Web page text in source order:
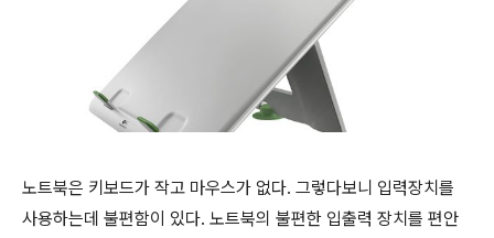
노트북은 키보드가 작고 마우스가 없다. 그렇다보니 입력장치를
사용하는데 불편함이 있다. 노트북의 불편한 입출력 장치를 편안